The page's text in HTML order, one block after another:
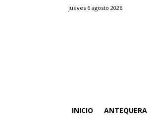
jueves 6 agosto 2026
INICIO ANTEQUERA